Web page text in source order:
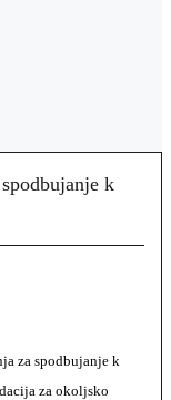
k
za spodbujanje k
za okoljsko